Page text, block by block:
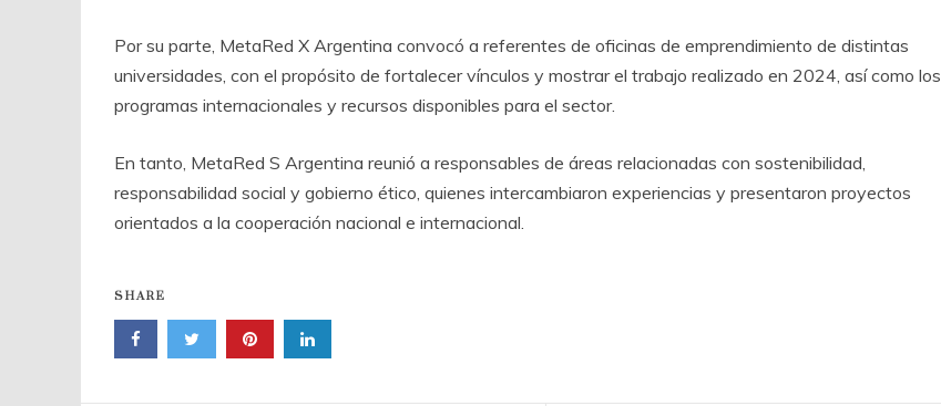
Por su parte, MetaRed X Argentina convocó a referentes de oficinas de emprendimiento de distintas
universidades, con el propósito de fortalecer vínculos y mostrar el trabajo realizado en 2024, así como los
programas internacionales y recursos disponibles para el sector.
En tanto, MetaRed S Argentina reunió a responsables de áreas relacionadas con sostenibilidad,
responsabilidad social y gobierno ético, quienes intercambiaron experiencias y presentaron proyectos
orientados a la cooperación nacional e internacional.
SHARE